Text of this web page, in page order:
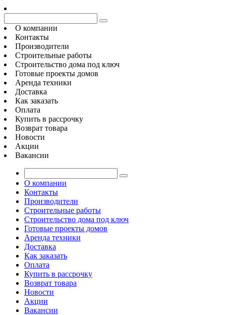
О компании
Контакты
Производители
Строительные работы
Строительство дома под ключ
Готовые проекты домов
Аренда техники
Доставка
Как заказать
Оплата
Купить в рассрочку
Возврат товара
Новости
Акции
Вакансии
О компании
Контакты
Производители
Строительные работы
Строительство дома под ключ
Готовые проекты домов
Аренда техники
Доставка
Как заказать
Оплата
Купить в рассрочку
Возврат товара
Новости
Акции
Вакансии